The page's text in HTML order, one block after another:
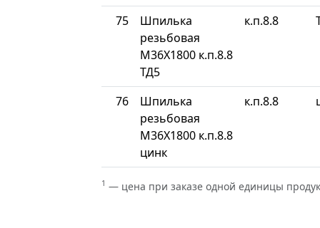
75
Шпилька
резьбовая
М36Х1800 к.п.8.8
ТД5
к.п.8.8
76
Шпилька
резьбовая
М36Х1800 к.п.8.8
цинк
к.п.8.8
1 — цена при заказе одной единицы